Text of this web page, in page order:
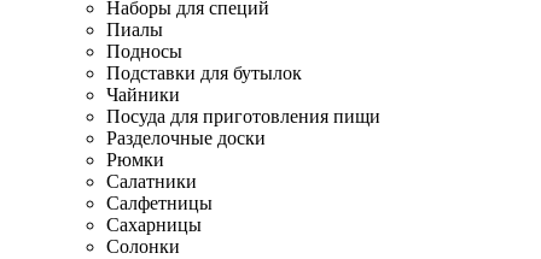
Наборы для специй
Пиалы
Подносы
Подставки для бутылок
Чайники
Посуда для приготовления пищи
Разделочные доски
Рюмки
Салатники
Салфетницы
Сахарницы
Солонки